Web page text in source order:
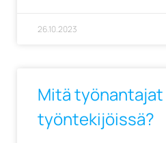
26.10.2023
Mitä
työntekijöissä?